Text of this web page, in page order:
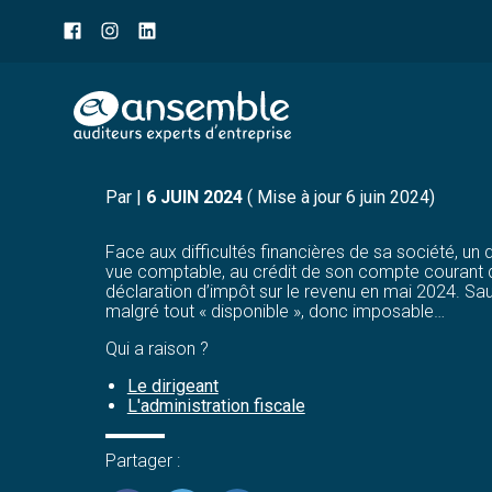
header
Aller
au
RÉMUNÉRATION DE
Par | 6 JUIN 2024( Mise à jour 6 juin 2024)
Face aux difficultés financières de sa société, un
vue comptable, au crédit de son compte courant
déclaration d’impôt sur le revenu en mai 2024.
malgré tout « disponible », donc imposable…
Qui a raison ?
Le dirigeant
L'administration fiscale
Partager :